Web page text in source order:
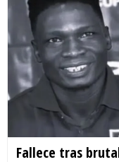
Fallece tras